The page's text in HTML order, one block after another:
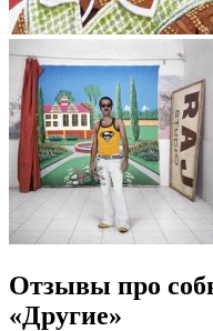
Отзывы про
«Другие»